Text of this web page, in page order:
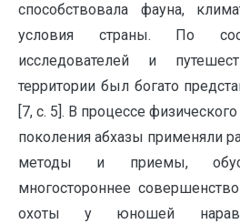
способствовала фауна,
условия страны. По
исследователей и
территории был богато
[7, c. 5]. В процессе
поколения абхазы применяли
методы и приемы,
многостороннее
охоты у юношей